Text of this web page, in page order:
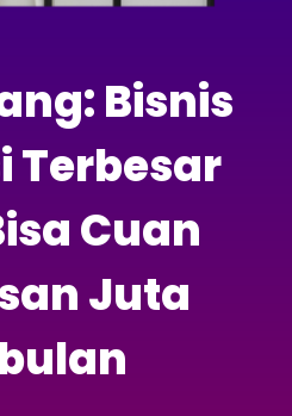
Bisnis
Terbesar
Cuan
Juta